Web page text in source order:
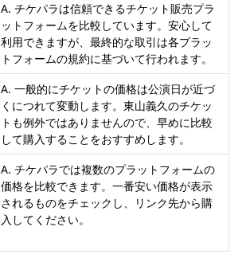
A. チケパラは信頼できるチケット販売プラ
ットフォームを比較しています。安心して
利用できますが、最終的な取引は各プラッ
トフォームの規約に基づいて行われます。
A. 一般的にチケットの価格は公演日が近づ
くにつれて変動します。東山義久のチケッ
トも例外ではありませんので、早めに比較
して購入することをおすすめします。
A. チケパラでは複数のプラットフォームの
価格を比較できます。一番安い価格が表示
されるものをチェックし、リンク先から購
入してください。